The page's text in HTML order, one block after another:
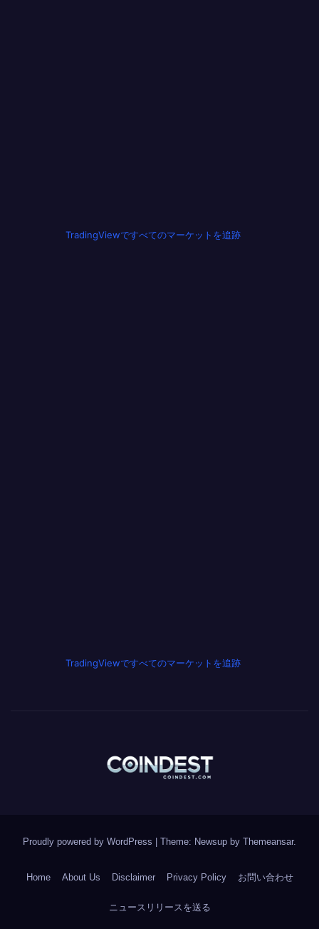
TradingViewですべてのマーケットを追跡
TradingViewですべてのマーケットを追跡
Proudly powered by WordPress | Theme: Newsup by Themeansar.
Home About Us Disclaimer Privacy Policy お問い合わせ
ニュースリリースを送る